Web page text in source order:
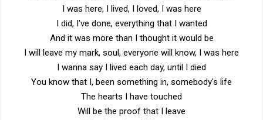
I was here, I lived, I loved, I was here
I did, I've done, everything that I wanted
And it was more than I thought it would be
I will leave my mark, soul, everyone will know, I was here
I wanna say I lived each day, until I died
You know that I, been something in, somebody's life
The hearts I have touched
Will be the proof that I leave